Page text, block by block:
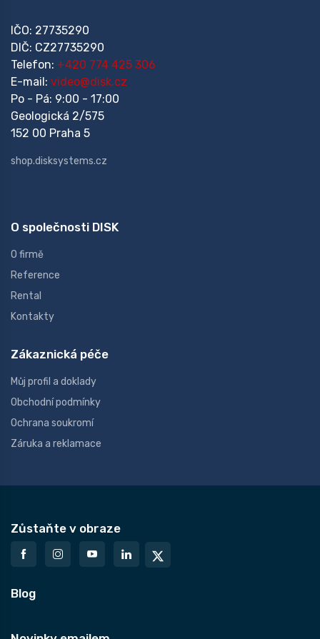
IČO: 27735290
DIČ: CZ27735290
Telefon: +420 774 425 306
E-mail: video@disk.cz
Po - Pá: 9:00 - 17:00
Geologická 2/575
152 00 Praha 5
shop.disksystems.cz
O společnosti DISK
O firmě
Reference
Rental
Kontakty
Zákaznická péče
Můj profil a doklady
Obchodní podmínky
Ochrana soukromí
Záruka a reklamace
Zůstaňte v obraze
Blog